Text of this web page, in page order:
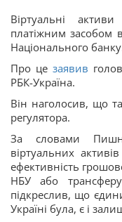
Віртуальні
платіжним засобом
Національного
Про це заявив
РБК-Україна.
Він наголосив, що
регулятора.
За словами
віртуальних
ефективність
НБУ або
підкреслив, що
Україні була, є і